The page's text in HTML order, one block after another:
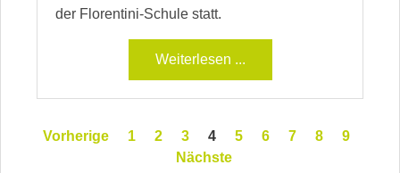
der Florentini-Schule statt.
Weiterlesen ...
Vorherige 1 2 3 4 5 6 7 8
9
Nächste